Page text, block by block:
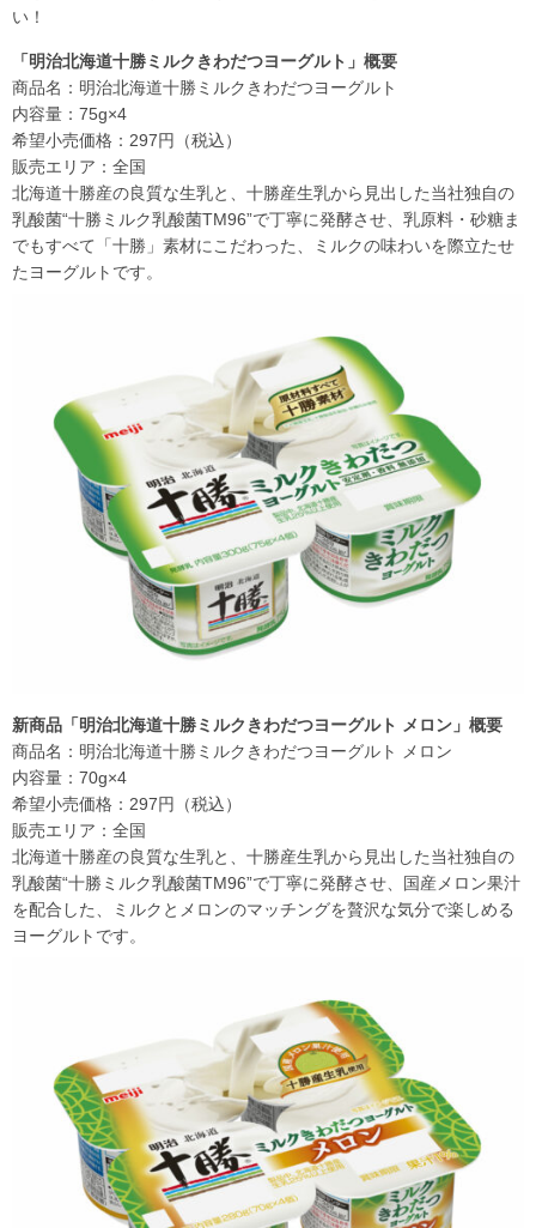
い！
「明治北海道十勝ミルクきわだつヨーグルト」概要
商品名：明治北海道十勝ミルクきわだつヨーグルト
内容量：75g×4
希望小売価格：297円（税込）
販売エリア：全国
北海道十勝産の良質な生乳と、十勝産生乳から見出した当社独自の
乳酸菌“十勝ミルク乳酸菌TM96”で丁寧に発酵させ、乳原料・砂糖ま
でもすべて「十勝」素材にこだわった、ミルクの味わいを際立たせ
たヨーグルトです。
新商品「明治北海道十勝ミルクきわだつヨーグルト メロン」概要
商品名：明治北海道十勝ミルクきわだつヨーグルト メロン
内容量：70g×4
希望小売価格：297円（税込）
販売エリア：全国
北海道十勝産の良質な生乳と、十勝産生乳から見出した当社独自の
乳酸菌“十勝ミルク乳酸菌TM96”で丁寧に発酵させ、国産メロン果汁
を配合した、ミルクとメロンのマッチングを贅沢な気分で楽しめる
ヨーグルトです。